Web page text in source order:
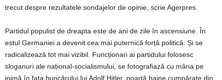
trecut despre rezultatele sondajelor de opinie, scrie Agerpres.
Partidul populist de dreapta este de ani de zile în ascensiune. În
estul Germaniei a devenit cea mai puternică forță politică. Și se
radicalizează tot mai vizibil. Funcționari ai partidului folosesc
sloganuri ale național-socialismului, se fotografiază cu mâna pe
inimă în fața buncărului lui Adolf Hitler, poartă haine cumpărate din